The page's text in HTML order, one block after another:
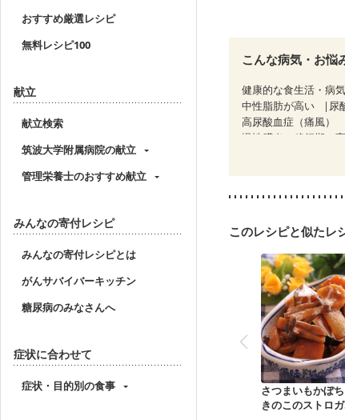
おすすめ厳選レシピ
無料レシピ100
献立
献立検索
筑波大学附属病院の献立
管理栄養士のおすすめ献立
みんなの寄付レシピ
みんなの寄付レシピとは
がんサバイバーキッチン
糖尿病のみなさんへ
症状に合わせて
症状・目的別の食事
こんな病気・お悩
健康的な食生活・病
中性脂肪が高い
尿
高尿酸血症（痛風）
慢性膵炎（移行期・
妊婦健診・体重増加
産後（ミルク）
骨
このレシピと似たレ
さつまいもかぼ
きのこのストロ